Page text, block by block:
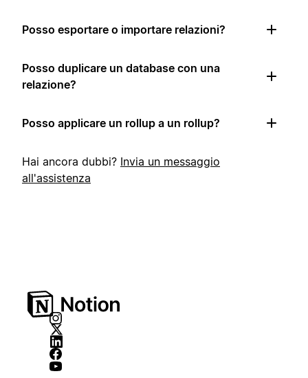
Posso esportare o importare relazioni?
Posso duplicare un database con una
relazione?
Posso applicare un rollup a un rollup?
Hai ancora dubbi? Invia un messaggio
all'assistenza